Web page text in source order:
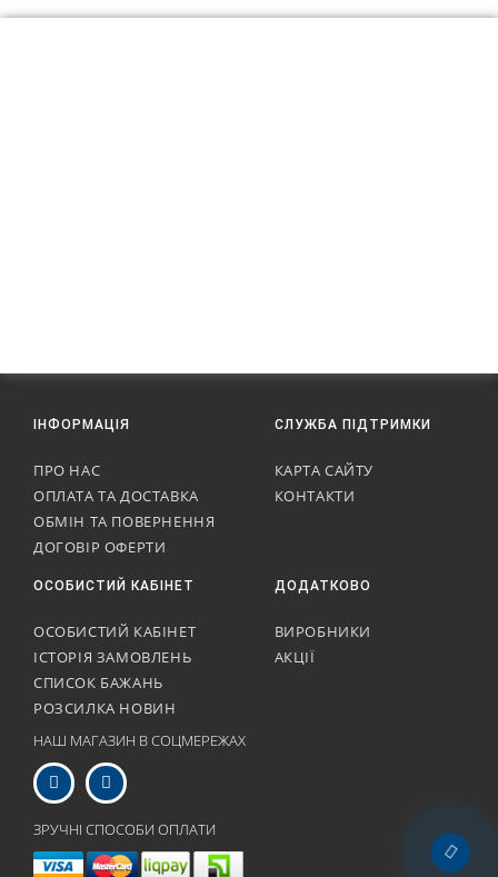
ІНФОРМАЦІЯ
ПРО НАС
ОПЛАТА ТА ДОСТАВКА
ОБМІН ТА ПОВЕРНЕННЯ
ДОГОВІР ОФЕРТИ
СЛУЖБА ПІДТРИМКИ
КАРТА САЙТУ
КОНТАКТИ
ОСОБИСТИЙ КАБІНЕТ
ОСОБИСТИЙ КАБІНЕТ
ІСТОРІЯ ЗАМОВЛЕНЬ
СПИСОК БАЖАНЬ
РОЗСИЛКА НОВИН
ДОДАТКОВО
ВИРОБНИКИ
АКЦІЇ
НАШ МАГАЗИН В СОЦМЕРЕЖАХ
ЗРУЧНІ СПОСОБИ ОПЛАТИ